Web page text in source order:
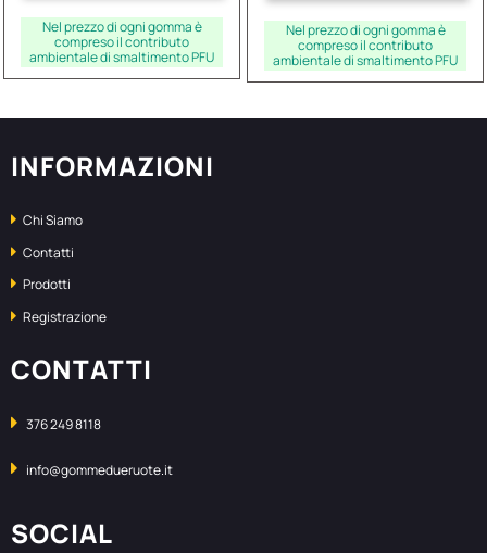
Nel prezzo di ogni gomma è
compreso il contributo
ambientale di smaltimento PFU
Nel prezzo di ogni gomma è
compreso il contributo
ambientale di smaltimento PFU
INFORMAZIONI
Chi Siamo
Contatti
Prodotti
Registrazione
CONTATTI
376 249 8118
info@gommedueruote.it
SOCIAL